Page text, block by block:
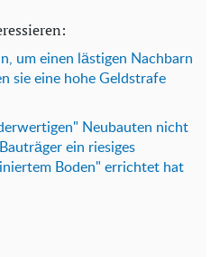
um einen lästigen Nachbarn
sie eine hohe Geldstrafe
Neubauten nicht
ein riesiges
Boden" errichtet hat